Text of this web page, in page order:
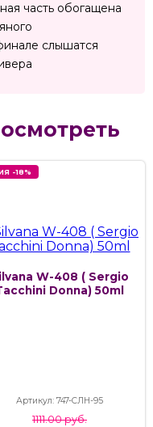
часть обогащена
слышатся
-18%
W-408 ( Sergio
Donna) 50ml
Артикул: 747-СЛН-95
1111.00 руб.